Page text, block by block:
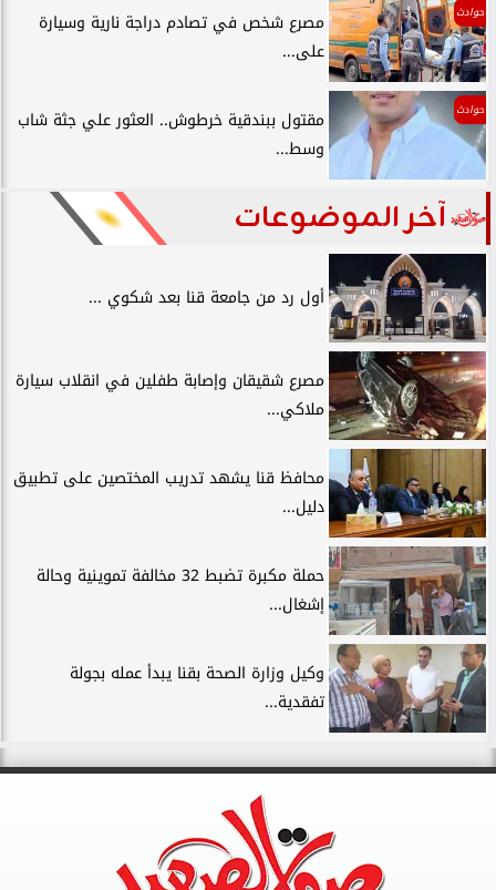
حوادث
مصرع شخص في تصادم دراجة نارية وسيارة
على...
حوادث
مقتول ببندقية خرطوش.. العثور علي جثة شاب
وسط...
آخر الموضوعات
أول رد من جامعة قنا بعد شكوي ...
مصرع شقيقان وإصابة طفلين في انقلاب سيارة
ملاكي...
محافظ قنا يشهد تدريب المختصين على تطبيق
دليل...
حملة مكبرة تضبط 32 مخالفة تموينية وحالة
إشغال...
وكيل وزارة الصحة بقنا يبدأ عمله بجولة
تفقدية...